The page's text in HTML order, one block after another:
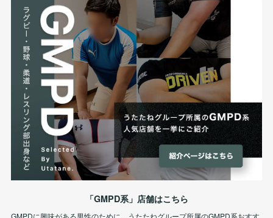
「GMPD系」店舗はこちら
GMPDに興味がある男性のために、うたたねグループ所属のGMPD系おすす